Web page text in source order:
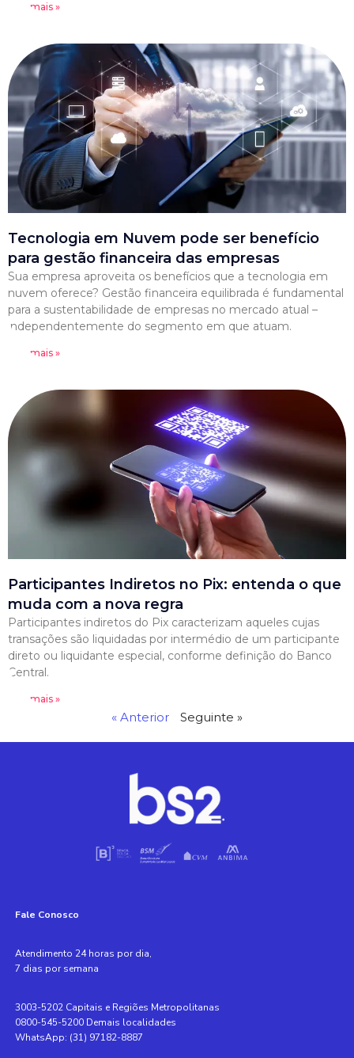
Leia mais »
Tecnologia em Nuvem pode ser benefício
para gestão financeira das empresas
Sua empresa aproveita os benefícios que a tecnologia em
nuvem oferece? Gestão financeira equilibrada é fundamental
para a sustentabilidade de empresas no mercado atual –
independentemente do segmento em que atuam.
Leia mais »
Participantes Indiretos no Pix: entenda o que
muda com a nova regra
Participantes indiretos do Pix caracterizam aqueles cujas
transações são liquidadas por intermédio de um participante
direto ou liquidante especial, conforme definição do Banco
Central.
Leia mais »
« Anterior Seguinte »
Fale Conosco
Atendimento 24 horas por dia,
7 dias por semana
3003-5202 Capitais e Regiões Metropolitanas
0800-545-5200 Demais localidades
WhatsApp: (31) 97182-8887